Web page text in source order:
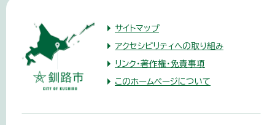
サイトマップ
アクセシビリティへの取り組み
リンク・著作権・免責事項
このホームページについて